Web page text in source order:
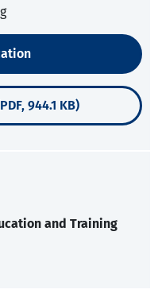
944.1 KB)
and Training